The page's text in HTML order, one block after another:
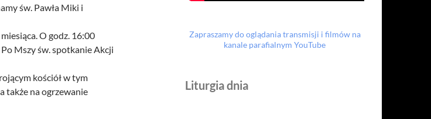
św. Pawła Miki i
O godz. 16:00
Mszy św. spotkanie Akcji
kościół w tym
także na ogrzewanie
Zapraszamy do oglądania transmisji i filmów na
kanale parafialnym YouTube
Liturgia dnia